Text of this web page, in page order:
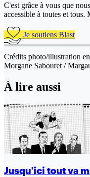
C'est grâce à vous que
accessible à toutes et tous.
Je soutiens Blast
Crédits photo/illustration
Morgane Sabouret /
À lire aussi
Jusqu'ici tout va